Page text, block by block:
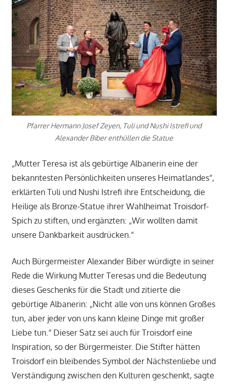
Pfarrer Hermann Josef Zeyen, Tuli und Nushi Istrefi und
Alexander Biber enthüllen die Statue
„Mutter Teresa ist als gebürtige Albanerin eine der
bekanntesten Persönlichkeiten unseres Heimatlandes“,
erklärten Tuli und Nushi Istrefi ihre Entscheidung, die
Heilige als Bronze-Statue ihrer Wahlheimat Troisdorf-
Spich zu stiften, und ergänzten: „Wir wollten damit
unsere Dankbarkeit ausdrücken.“
Auch Bürgermeister Alexander Biber würdigte in seiner
Rede die Wirkung Mutter Teresas und die Bedeutung
dieses Geschenks für die Stadt und zitierte die
gebürtige Albanerin: „Nicht alle von uns können Großes
tun, aber jeder von uns kann kleine Dinge mit großer
Liebe tun.“ Dieser Satz sei auch für Troisdorf eine
Inspiration, so der Bürgermeister. Die Stifter hätten
Troisdorf ein bleibendes Symbol der Nächstenliebe und
Verständigung zwischen den Kulturen geschenkt, sagte